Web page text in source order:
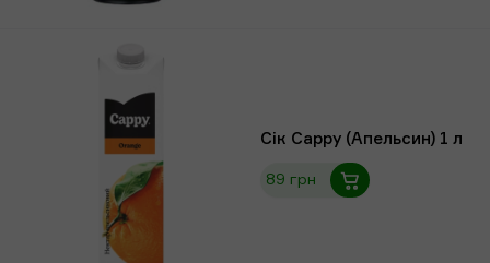
Сік Сарру (Апельсин) 1 л
89 грн